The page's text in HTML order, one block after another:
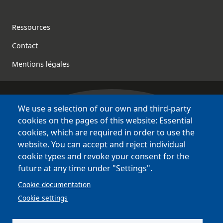
Footer
Ressources
Contact
Mentions légales
Bretagne Culture Diversité
des sites variés !
Sites
BCD
Bazhvalan
Bécédia
BED
PCI
We use a selection of our own and third-party
cookies on the pages of this website: Essential
cookies, which are required in order to use the
website. You can accept and reject individual
cookie types and revoke your consent for the
future at any time under "Settings".
Cookie documentation
Cookie settings